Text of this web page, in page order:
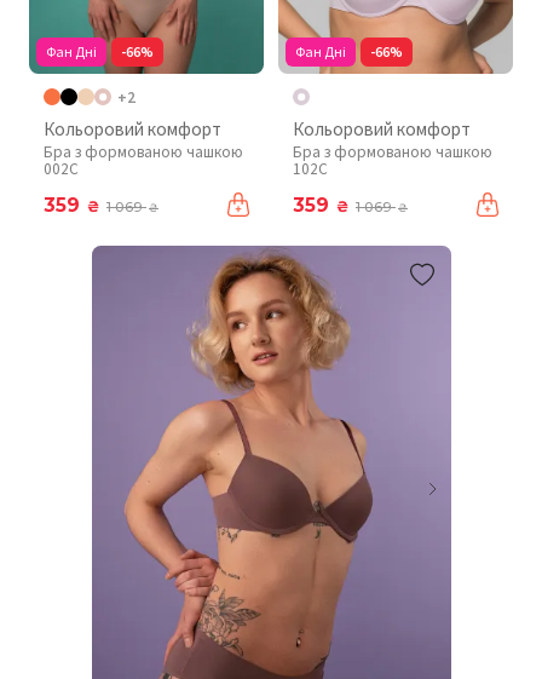
Фан Дні -66%
+2
Кольоровий комфорт
Бра з формованою чашкою
002C
359 ₴ 1 069₴
Фан Дні -66%
Кольоровий комфорт
Бра з формованою чашкою
102C
359 ₴ 1 069₴